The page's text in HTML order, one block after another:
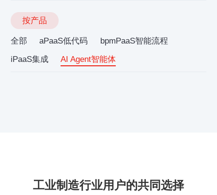
按产品
全部 aPaaS低代码
bpmPaaS智能流程
iPaaS集成
AI Agent智能体
工业制造行业用户的共同选择